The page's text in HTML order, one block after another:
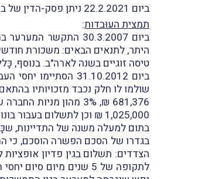
ביום 22.2.2021 ניתן פסק-הדין של בית-המשפט המחוזי מרכז-לוד בעניין
תמצית העוּבדות:
ביום 30.3.2007 התקשר המערער בהסכם העסָקה עם חברת ש. שלמה חברת ביטוח בע"מ (
היתר, לתנאים הבאים: משכורת
טיסה זוגיים בשנה לארה"ב. בנוסף,
ביום 31.10.2012
1,025,000 ₪ וכן לתשלום בעבור בונוסים ו-12 כרטיסי טיסה זוגיים לארה"ב.
בתום למעלה משנה של התדיינות, שכָּללה הליך גישור ארוך,
בגדרו של הסכם הפשרה הוסכם, כי